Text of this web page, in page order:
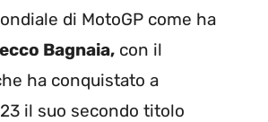
di MotoGP come ha
Bagnaia, con il
ha conquistato a
il suo secondo titolo